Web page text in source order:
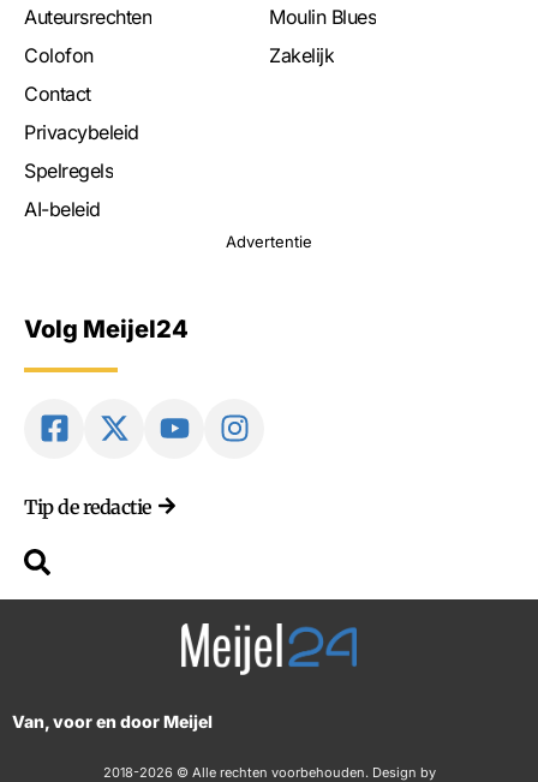
Auteursrechten
Colofon
Contact
Privacybeleid
Spelregels
AI-beleid
Moulin Blues
Zakelijk
Advertentie
Volg Meijel24
Tip de redactie
Van, voor en door Meijel
2018-2026 © Alle rechten voorbehouden. Design by